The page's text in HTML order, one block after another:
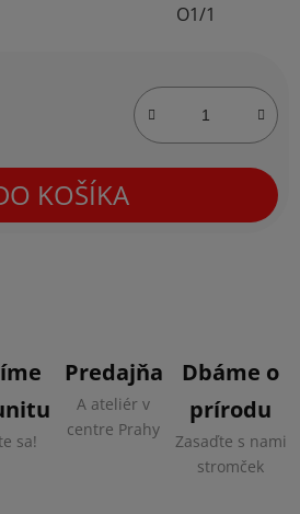
O1/1
KOŠÍKA
sa!
Predajňa
A ateliér v
centre Prahy
Dbáme o
prírodu
Zasaďte s nami
stromček